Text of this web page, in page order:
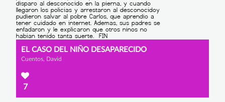
EL CASO DEL NIÑO DESAPARECIDO
Cuentos, David
7